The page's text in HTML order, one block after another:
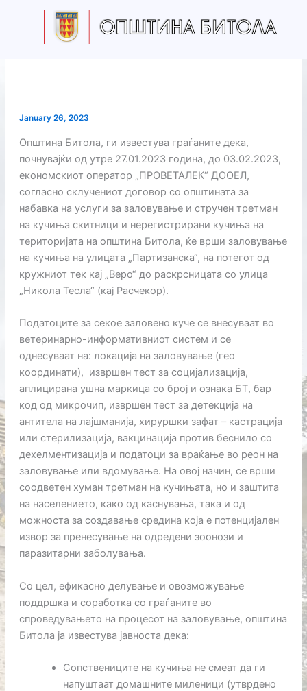
January 26, 2023
Општина Битола, ги известува граѓаните дека,
почнувајќи од утре 27.01.2023 година, до 03.02.2023,
економскиот оператор „ПРОВЕТАЛЕК“ ДООЕЛ,
согласно склучениот договор со општината за
набавка на услуги за заловување и стручен третман
на кучиња скитници и нерегистрирани кучиња на
територијата на општина Битола, ќе врши заловување
на кучиња на улицата „Партизанска“, на потегот од
кружниот тек кај „Веро“ до раскрсницата со улица
„Никола Тесла“ (кај Расчекор).
Податоците за секое заловено куче се внесуваат во
ветеринарно-информативниот систем и се
однесуваат на: локација на заловување (гео
координати), извршен тест за социјализација,
аплицирана ушна маркица со број и ознака БТ, бар
код од микрочип, извршен тест за детекција на
антитела на лајшманија, хируршки зафат – кастрација
или стерилизација, вакцинација против беснило со
дехелментизација и податоци за враќање во реон на
заловување или вдомување. На овој начин, се врши
соодветен хуман третман на кучињата, но и заштита
на населението, како од каснувања, така и од
можноста за создавање средина која е потенцијален
извор за пренесување на одредени зоонози и
паразитарни заболувања.
Со цел, ефикасно делување и овозможување
поддршка и соработка со граѓаните во
спроведувањето на процесот на заловување, општина
Битола ја известува јавноста дека:
Сопствениците на кучиња не смеат да ги
напуштаат домашните миленици (утврдено